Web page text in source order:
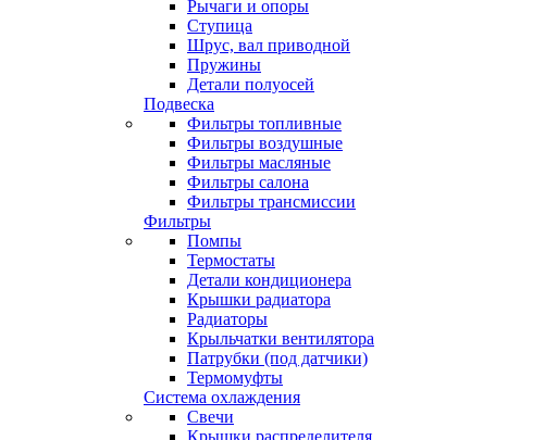
Рычаги и опоры
Ступица
Шрус, вал приводной
Пружины
Детали полуосей
Подвеска
Фильтры топливные
Фильтры воздушные
Фильтры масляные
Фильтры салона
Фильтры трансмиссии
Фильтры
Помпы
Термостаты
Детали кондиционера
Крышки радиатора
Радиаторы
Крыльчатки вентилятора
Патрубки (под датчики)
Термомуфты
Система охлаждения
Свечи
Крышки распределителя